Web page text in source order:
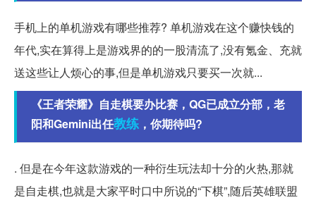
手机上的单机游戏有哪些推荐? 单机游戏在这个赚快钱的
年代,实在算得上是游戏界的的一股清流了,没有氪金、充就
送这些让人烦心的事,但是单机游戏只要买一次就...
《王者荣耀》自走棋要办比赛，QG已成立分部，老
阳和Gemini出任教练 ，你期待吗?
. 但是在今年这款游戏的一种衍生玩法却十分的火热,那就
是自走棋,也就是大家平时口中所说的“下棋”,随后英雄联盟